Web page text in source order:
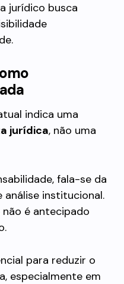
jurídico busca
indica uma
jurídica, não uma
fala-se da
institucional.
é antecipado
para reduzir o
especialmente em